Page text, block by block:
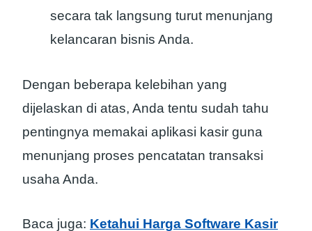
secara tak langsung turut menunjang
kelancaran bisnis Anda.
Dengan beberapa kelebihan yang
dijelaskan di atas, Anda tentu sudah tahu
pentingnya memakai aplikasi kasir guna
menunjang proses pencatatan transaksi
usaha Anda.
Baca juga: Ketahui Harga Software Kasir